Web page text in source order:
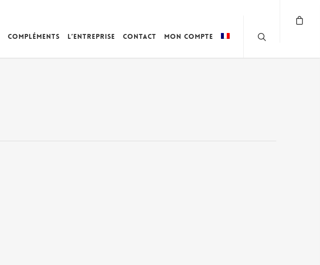
Compléments L’entreprise Contact Mon compte